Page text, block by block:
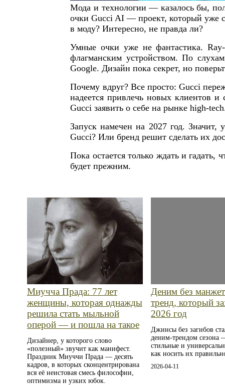
Мода и технологии — казалось бы,
очки Gucci AI — проект, который уже
в моду? Интересно, не правда ли?
Умные очки уже не фантастика.
флагманским устройством. По
Google. Дизайн пока секрет, но
Почему вдруг? Все просто: Gucci
надеется привлечь новых клиентов
Gucci заявить о себе на рынке high-
Запуск намечен на 2027 год. Значит,
Gucci? Или бренд решит сделать их
Пока остается только ждать и
будет прежним.
Миучча Прада: 77 лет
женщины, которая однажды
решила стать мыльной
оперой — и пошла на такое
Дизайнер, у которого слово
«полезный» звучит как манифест.
Праздник Миуччи Прада — десять
кадров, в которых сконцентрирована
вся её неистовая смесь философии,
оптимизма и узких юбок.
Деним без
тренд, который
2026 год
Джинсы без загибов
деним-трендом сезона
стильные и
как носить их
2026-04-11